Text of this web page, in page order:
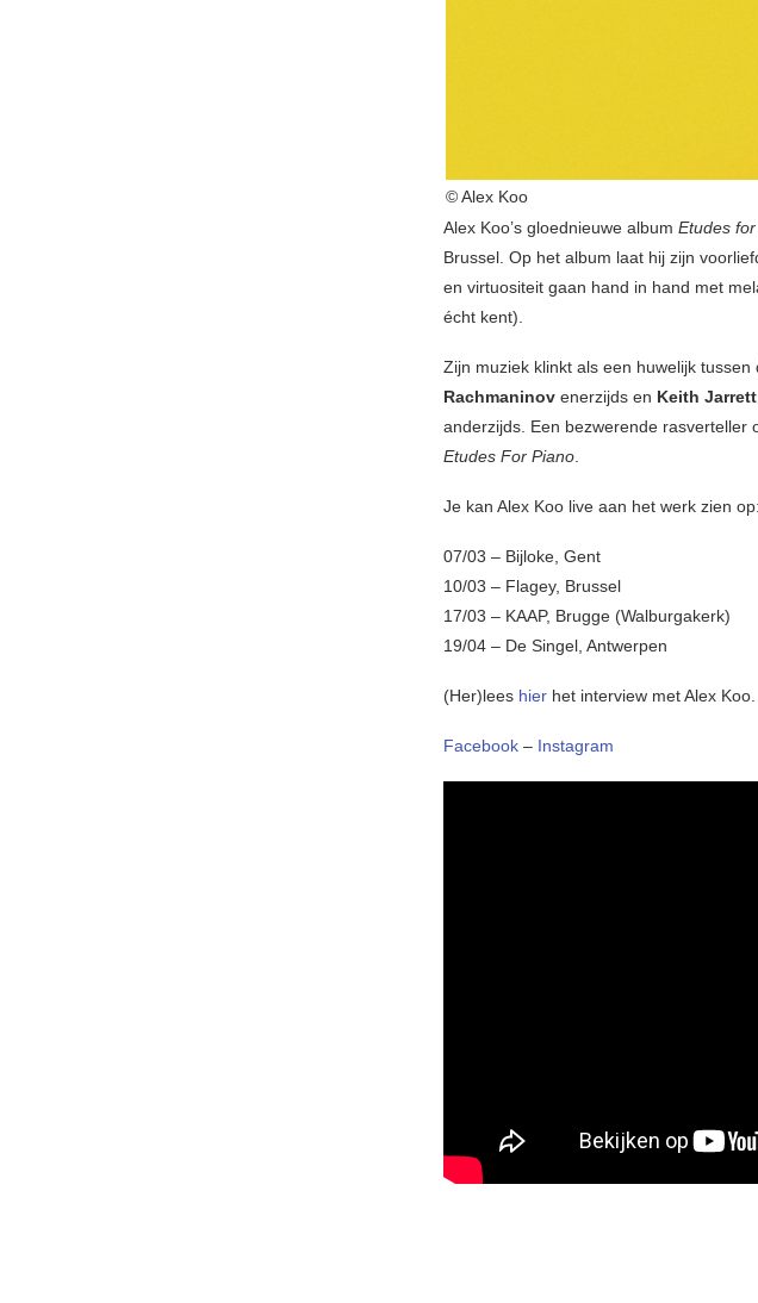
© Alex Koo
Alex Koo’s gloednieuwe album Etudes
Brussel. Op het album laat hij zijn
en virtuositeit gaan hand in hand met
écht kent).
Zijn muziek klinkt als een huwelijk tussen
Rachmaninov enerzijds en Keith Jarrett
anderzijds. Een bezwerende rasverteller
Etudes For Piano.
Je kan Alex Koo live aan het werk zien op:
07/03 – Bijloke, Gent
10/03 – Flagey, Brussel
17/03 – KAAP, Brugge (Walburgakerk)
19/04 – De Singel, Antwerpen
(Her)lees hier het interview met Alex Koo.
Facebook – Instagram